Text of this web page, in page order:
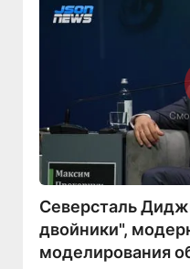
Северсталь
двойники",
моделирования